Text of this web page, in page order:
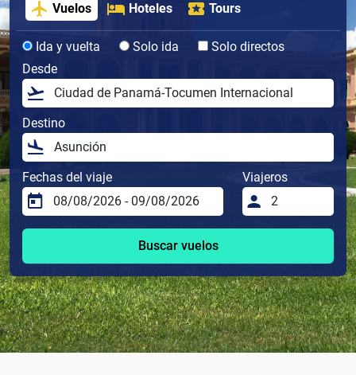
Vuelos Hoteles Tours
Ida y vuelta Solo ida
Solo directos
Desde
Destino
Fechas del viaje Viajeros
Buscar vuelos